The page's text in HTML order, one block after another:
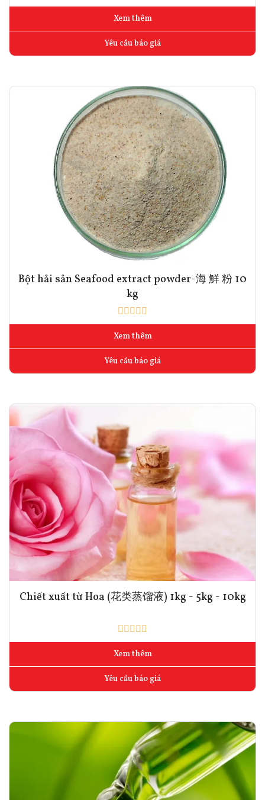
Xem thêm
Yêu cầu báo giá
Bột hải sản Seafood extract powder-海 鮮 粉 10
kg
Xem thêm
Yêu cầu báo giá
Chiết xuất từ Hoa (花类蒸馏液) 1kg - 5kg - 10kg
Xem thêm
Yêu cầu báo giá